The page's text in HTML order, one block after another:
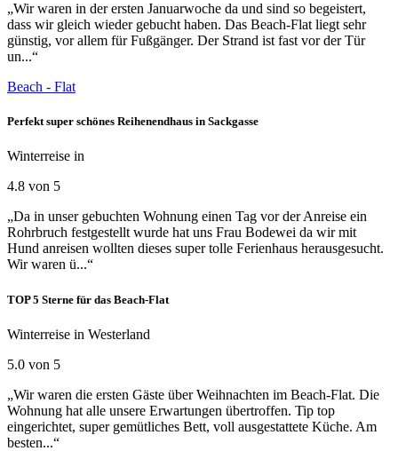
„Wir waren in der ersten Januarwoche da und sind so begeistert,
dass wir gleich wieder gebucht haben. Das Beach-Flat liegt sehr
günstig, vor allem für Fußgänger. Der Strand ist fast vor der Tür
un...“
Beach - Flat
Perfekt super schönes Reihenendhaus in Sackgasse
Winterreise in
4.8 von 5
„Da in unser gebuchten Wohnung einen Tag vor der Anreise ein
Rohrbruch festgestellt wurde hat uns Frau Bodewei da wir mit
Hund anreisen wollten dieses super tolle Ferienhaus herausgesucht.
Wir waren ü...“
TOP 5 Sterne für das Beach-Flat
Winterreise in Westerland
5.0 von 5
„Wir waren die ersten Gäste über Weihnachten im Beach-Flat. Die
Wohnung hat alle unsere Erwartungen übertroffen. Tip top
eingerichtet, super gemütliches Bett, voll ausgestattete Küche. Am
besten...“